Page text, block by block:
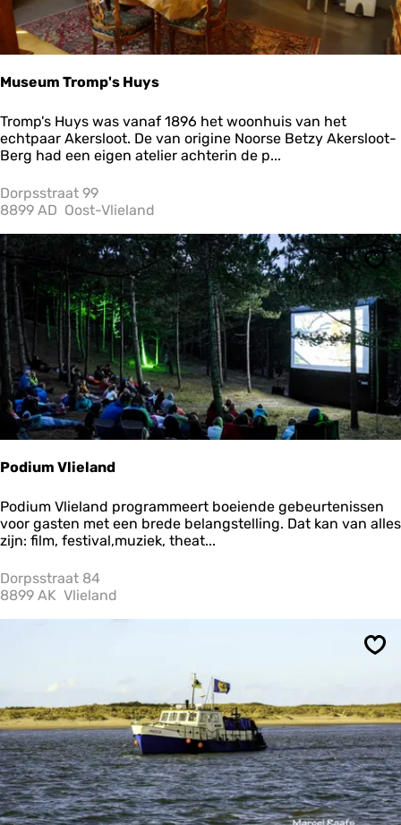
g
n
n
i
o
o
g
Museum Tromp's Huys
M
u
s
u
m
r
o
m
p
s
H
u
s
Tromp's Huys was vanaf 1896 het woonhuis van het
echtpaar Akersloot. De van origine Noorse Betzy Akersloot-
Berg had een eigen atelier achterin de p...
Dorpsstraat 99
8899 AD Oost-Vlieland
Podium Vlieland
P
o
d
u
m
l
n
d
Podium Vlieland programmeert boeiende gebeurtenissen
voor gasten met een brede belangstelling. Dat kan van alles
zijn: film, festival,muziek, theat...
Dorpsstraat 84
8899 AK Vlieland